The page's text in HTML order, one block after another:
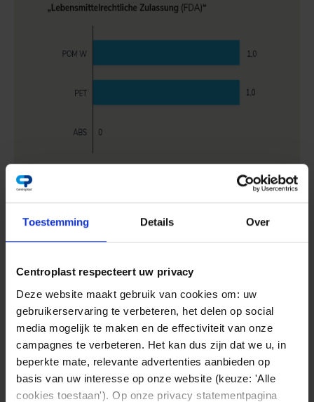
Toestemming Details Over
Centroplast respecteert uw privacy
Deze website maakt gebruik van cookies om: uw
gebruikerservaring te verbeteren, het delen op social
media mogelijk te maken en de effectiviteit van onze
campagnes te verbeteren. Het kan dus zijn dat we u, in
beperkte mate, relevante advertenties aanbieden op
basis van uw interesse op onze website (keuze: 'Alle
cookies toestaan'). Op onze privacy statementpagina
Quel plastique surmonte les directives
strictes en matière de sécurité ?
Les plastiques destinés à l’industrie agro-
strictes en matière de sécurité. POM W, un
thermoplastique partiellement cristallin, qui
est certifié conformément au règlement W
(Règle techniques, fiche de travail W 20), est
particulièrement approprié et se prête donc
tout spécialement à une utilisation en toute